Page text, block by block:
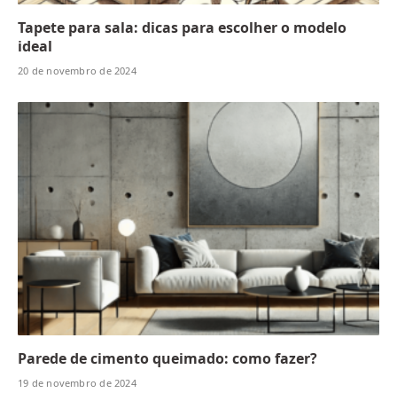
Tapete para sala: dicas para escolher o modelo
ideal
20 de novembro de 2024
Parede de cimento queimado: como fazer?
19 de novembro de 2024